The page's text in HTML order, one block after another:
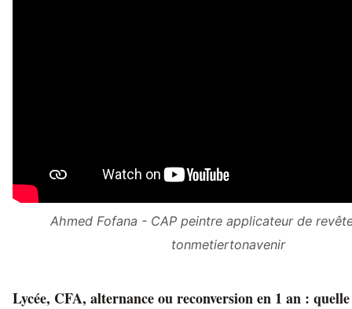
Ahmed Fofana - CAP peintre applicateur de
tonmetiertonavenir
Lycée, CFA, alternance ou reconversion en 1 an :